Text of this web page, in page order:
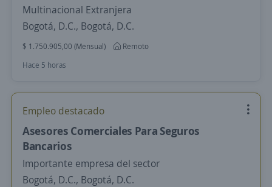
Multinacional Extranjera
Bogotá, D.C., Bogotá, D.C.
$ 1.750.905,00 (Mensual)
Remoto
Hace 5 horas
Empleo destacado
Asesores Comerciales Para Seguros
Bancarios
Importante empresa del sector
Bogotá, D.C., Bogotá, D.C.